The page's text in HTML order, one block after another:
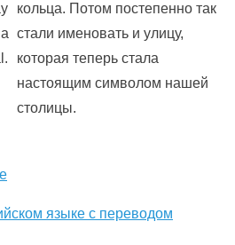
кольца. Потом постепенно так
стали именовать и улицу,
которая теперь стала
настоящим символом нашей
столицы.
языке с переводом